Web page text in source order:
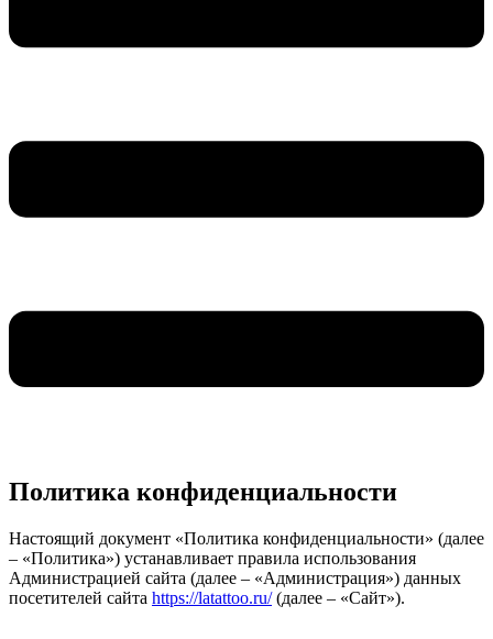
Политика конфиденциальности
Настоящий документ «Политика конфиденциальности» (далее
– «Политика») устанавливает правила использования
Администрацией сайта (далее – «Администрация») данных
посетителей сайта https://latattoo.ru/(далее – «Сайт»).